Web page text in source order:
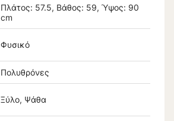
Πλάτος: 57.5, Βάθος: 59, Ύψος: 90
cm
Φυσικό
Πολυθρόνες
Ξύλο, Ψάθα